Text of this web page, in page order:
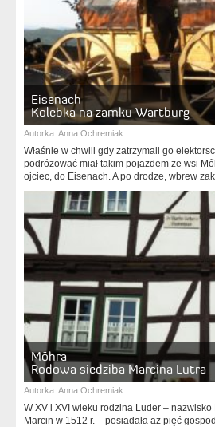
Eisenach
Kolebka na zamku Wartburg
Autorka: Anna Ochremiak
Właśnie w chwili gdy zatrzymali go
podróżować miał takim pojazdem ze wsi
ojciec, do Eisenach. A po drodze, wbrew
Möhra
Rodowa siedziba Marcina Lutra
Autorka: Anna Ochremiak
W XV i XVI wieku rodzina Luder – nazwisko
Marcin w 1512 r. – posiadała aż pięć